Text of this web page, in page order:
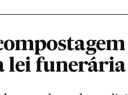
lei